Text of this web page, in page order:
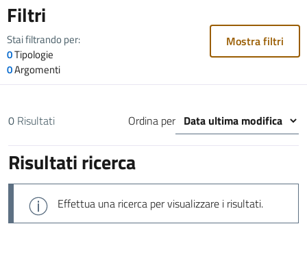
Filtri
Stai filtrando per:
0Tipologie
0Argomenti
Mostra filtri
0 Risultati Ordina per
Risultati ricerca
Effettua una ricerca per visualizzare i risultati.